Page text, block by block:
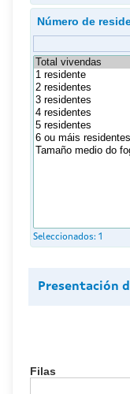
Número de
Seleccionados: 1
Presentación
Filas